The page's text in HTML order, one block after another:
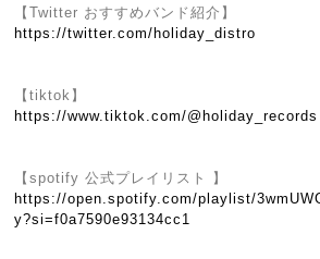
【Twitter おすすめバンド紹介】
https://twitter.com/holiday_distro
【tiktok】
https://www.tiktok.com/@holiday_records
【spotify 公式プレイリスト 】
https://open.spotify.com/playlist/
y?si=f0a7590e93134cc1